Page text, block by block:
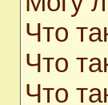
Что
Что
Что